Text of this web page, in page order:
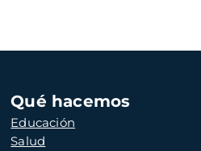
Qué hacemos
Educación
Salud